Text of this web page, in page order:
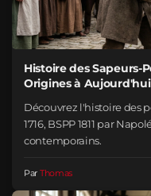
Histoire des Sapeurs-
Origines à Aujourd'hui
Découvrez l'histoire des
1716, BSPP 1811 par
contemporains.
Par Thomas